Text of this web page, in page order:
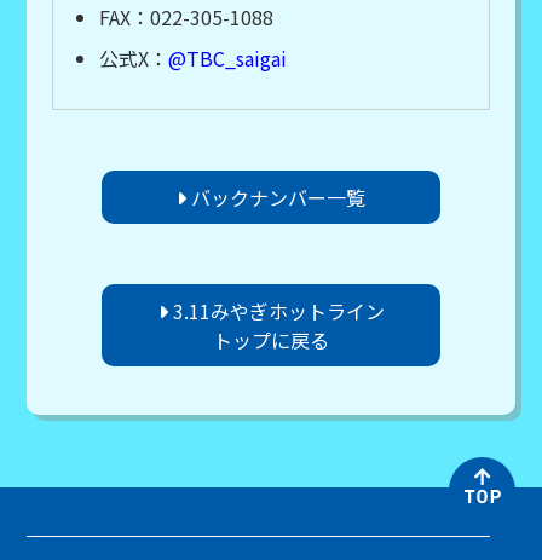
FAX：022-305-1088
公式X： @TBC_saigai
バックナンバー一覧
3.11みやぎホットライン
トップに戻る